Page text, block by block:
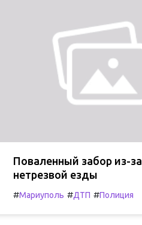
Поваленный забор из-за
нетрезвой езды
#Мариуполь #ДТП #Полиция